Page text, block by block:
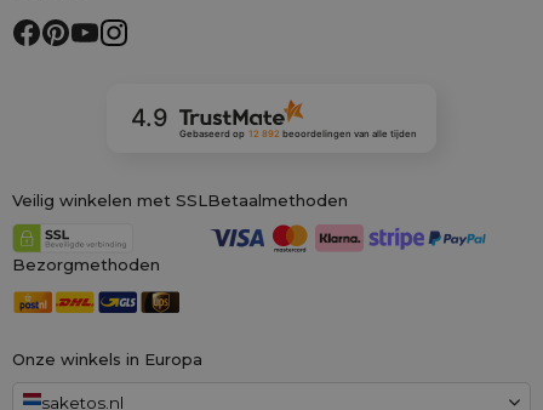
Onze winkels in Europa
saketos.nl
4.9
Gebaseerd op 12 892 beoordelingenvan alle tijden
Veilig winkelen met SSLBetaalmethoden
Bezorgmethoden